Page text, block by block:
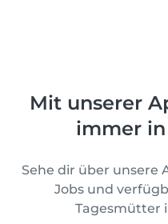
Mit unserer
immer
Sehe dir über unsere
Jobs und
Tagesmütter